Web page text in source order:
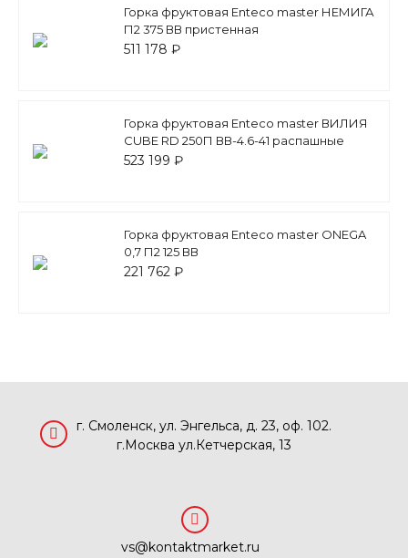
Горка фруктовая Enteco master НЕМИГА
П2 375 ВВ пристенная
511 178 ₽
Горка фруктовая Enteco master ВИЛИЯ
СUBE RD 250П ВВ-4.6-41 распашные
двери
523 199 ₽
Горка фруктовая Enteco master ONEGA
0,7 П2 125 ВВ
221 762 ₽
г. Смоленск, ул. Энгельса, д. 23, оф. 102.
г.Москва ул.Кетчерская, 13
vs@kontaktmarket.ru